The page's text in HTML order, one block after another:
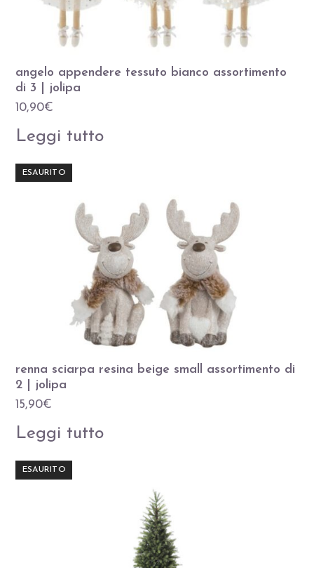
angelo appendere tessuto bianco assortimento
di 3 | jolipa
10,90€
Leggi tutto
ESAURITO
renna sciarpa resina beige small assortimento di
2 | jolipa
15,90€
Leggi tutto
ESAURITO